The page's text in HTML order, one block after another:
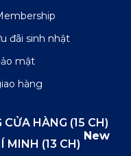
đãi sinh nhật
mật
hàng
CỬA HÀNG (15 CH)
MINH (13 CH)
New